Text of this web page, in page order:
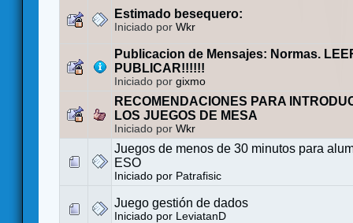
Estimado besequero:
Iniciado por Wkr
Publicacion de Mensajes: Normas.
PUBLICAR!!!!!!
Iniciado por gixmo
RECOMENDACIONES PARA
LOS JUEGOS DE MESA
Iniciado por Wkr
Juegos de menos de 30 minutos para
ESO
Iniciado por Patrafisic
Juego gestión de dados
Iniciado por LeviatanD